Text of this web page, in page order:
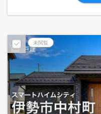
未閲覧